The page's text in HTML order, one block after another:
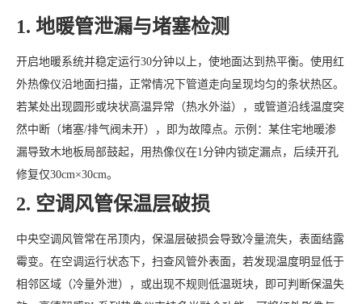
1. 地暖管泄漏与堵塞检测
开启地暖系统并稳定运行30分钟以上，使地面达到热平衡。使用红
外热像仪沿地面扫描，正常情况下管道走向呈现均匀的条状热区。
若某处出现圆形或块状高温异常（热水外溢），或管道沿线温度突
然中断（堵塞/排气阀未开），即为故障点。示例：某住宅地暖渗
漏导致木地板局部鼓起，用热像仪在1分钟内锁定漏点，后续开孔
修复仅30cm×30cm。
2. 空调风管保温层破损
中央空调风管常在吊顶内，保温层破损会导致冷量流失，表面结露
霉变。在空调运行状态下，扫查风管外表面，若发现温度明显低于
相邻区域（冷量外泄），或出现不规则低温斑块，即可判断保温失